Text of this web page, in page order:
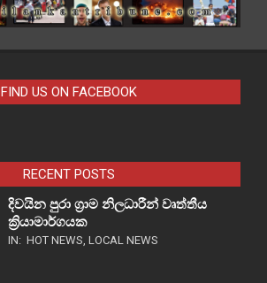
FIND US ON FACEBOOK
RECENT POSTS
දිවයින පුරා ග්‍රාම නිලධාරීන් වෘත්තීය
ක්‍රියාමාර්ගයක
IN: HOT NEWS LOCAL NEWS